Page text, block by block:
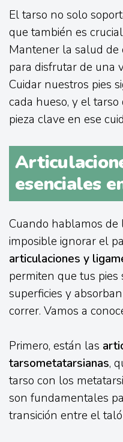
El tarso no solo
que también es
Mantener la salud de
para disfrutar de una
Cuidar nuestros pies
cada hueso, y el
pieza clave en ese
esenciales
Cuando hablamos de
imposible ignorar el
articulaciones y
permiten que tus
superficies y
correr. Vamos a
Primero, están las
tarsometatarsianas,
tarso con los
son fundamentales
transición entre el